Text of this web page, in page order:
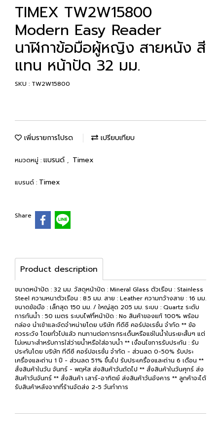
TIMEX TW2W15800
Modern Easy Reader
นาฬิกาข้อมือผู้หญิง สายหนัง สี
แทน หน้าปัด 32 มม.
SKU : TW2W15800
เพิ่มรายการโปรด เปรียบเทียบ
หมวดหมู่ : แบรนด์ , Timex
แบรนด์ : Timex
Share
Product description
ขนาดหน้าปัด : 32 มม. วัสดุหน้าปัด : Mineral Glass ตัวเรือน : Stainless
Steel ความหนาตัวเรือน : 8.5 มม. สาย : Leather ความกว้างสาย : 16 มม.
ขนาดข้อมือ : เล็กสุด 150 มม. / ใหญ่สุด 205 มม. ระบบ : Quartz ระดับ
การกันน้ำ : 50 เมตร ระบบไฟที่หน้าปัด : No สินค้าของแท้ 100% พร้อม
กล่อง นำเข้าและจัดจำหน่ายโดย บริษัท ทีดีซี คอร์ปอเรชั่น จำกัด ** ข้อ
ควรระวัง โดยทั่วไปแล้ว ทนทานต่อการกระเด็นหรือแช่ในน้ำในระยะสั้นๆ แต่
ไม่เหมาะสำหรับการใส่ว่ายน้ำหรือใส่อาบน้ำ ** เงื่อนไขการรับประกัน : รับ
ประกันโดย บริษัท ทีดีซี คอร์ปอเรชั่น จำกัด - ส่วนลด 0-50% รับประ
เครื่องและถ่าน 1 ปี - ส่วนลด 51% ขึ้นไป รับประเครื่องและถ่าน 6 เดือน **
สั่งสินค้าในวัน จันทร์ - พฤหัส ส่งสินค้าวันถัดไป ** สั่งสินค้าในวันศุกร์ ส่ง
สินค้าวันจันทร์ ** สั่งสินค้า เสาร์-อาทิตย์ ส่งสินค้าวันอังคาร ** ลูกค้าจะได้
รับสินค้าหลังจากที่ร้านจัดส่ง 2-5 วันทำการ